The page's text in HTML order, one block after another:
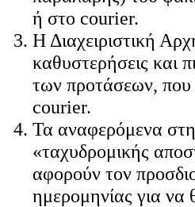
ή στο courier.
Η Διαχειριστική
καθυστερήσεις και
των προτάσεων, που
courier.
Τα αναφερόμενα
«ταχυδρομικής
αφορούν τον
ημερομηνίας για